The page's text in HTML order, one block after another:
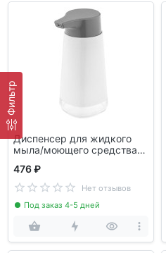
Фильтр
Диспенсер для жидкого
мыла/моющего средства
105849
476 ₽
Нет отзывов
Под заказ 4-5 дней